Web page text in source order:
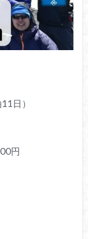
日）
円